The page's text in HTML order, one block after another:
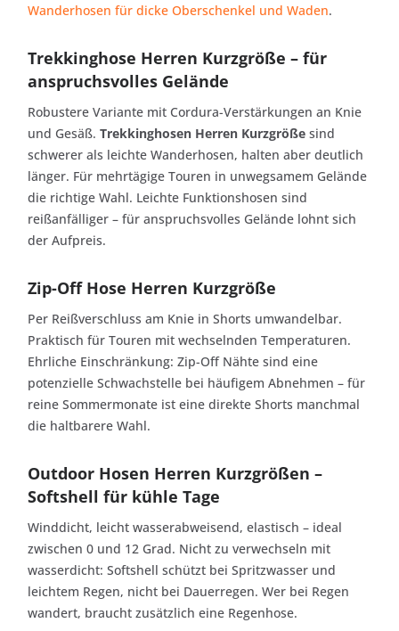
Wanderhosen für dicke Oberschenkel und Waden.
Trekkinghose Herren Kurzgröße – für
anspruchsvolles Gelände
Robustere Variante mit Cordura-Verstärkungen an Knie
und Gesäß. Trekkinghosen Herren Kurzgröße sind
schwerer als leichte Wanderhosen, halten aber deutlich
länger. Für mehrtägige Touren in unwegsamem Gelände
die richtige Wahl. Leichte Funktionshosen sind
reißanfälliger – für anspruchsvolles Gelände lohnt sich
der Aufpreis.
Zip-Off Hose Herren Kurzgröße
Per Reißverschluss am Knie in Shorts umwandelbar.
Praktisch für Touren mit wechselnden Temperaturen.
Ehrliche Einschränkung: Zip-Off Nähte sind eine
potenzielle Schwachstelle bei häufigem Abnehmen – für
reine Sommermonate ist eine direkte Shorts manchmal
die haltbarere Wahl.
Outdoor Hosen Herren Kurzgrößen –
Softshell für kühle Tage
Winddicht, leicht wasserabweisend, elastisch – ideal
zwischen 0 und 12 Grad. Nicht zu verwechseln mit
wasserdicht: Softshell schützt bei Spritzwasser und
leichtem Regen, nicht bei Dauerregen. Wer bei Regen
wandert, braucht zusätzlich eine Regenhose.